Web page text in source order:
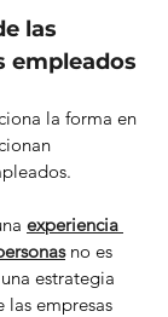
las
empleados
la forma en
experiencia
no es
estrategia
las empresas